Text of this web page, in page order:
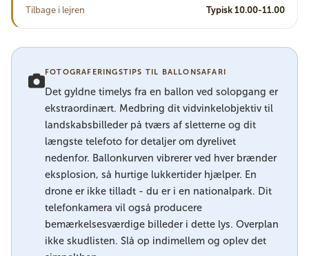
Tilbage i lejren Typisk 10.00-11.00
FOTOGRAFERINGSTIPS TIL BALLONSAFARI
Det gyldne timelys fra en ballon ved solopgang er
ekstraordinært. Medbring dit vidvinkelobjektiv til
landskabsbilleder på tværs af sletterne og dit
længste telefoto for detaljer om dyrelivet
nedenfor. Ballonkurven vibrerer ved hver brænder
eksplosion, så hurtige lukkertider hjælper. En
drone er ikke tilladt - du er i en nationalpark. Dit
telefonkamera vil også producere
bemærkelsesværdige billeder i dette lys. Overplan
ikke skudlisten. Slå op indimellem og oplev det